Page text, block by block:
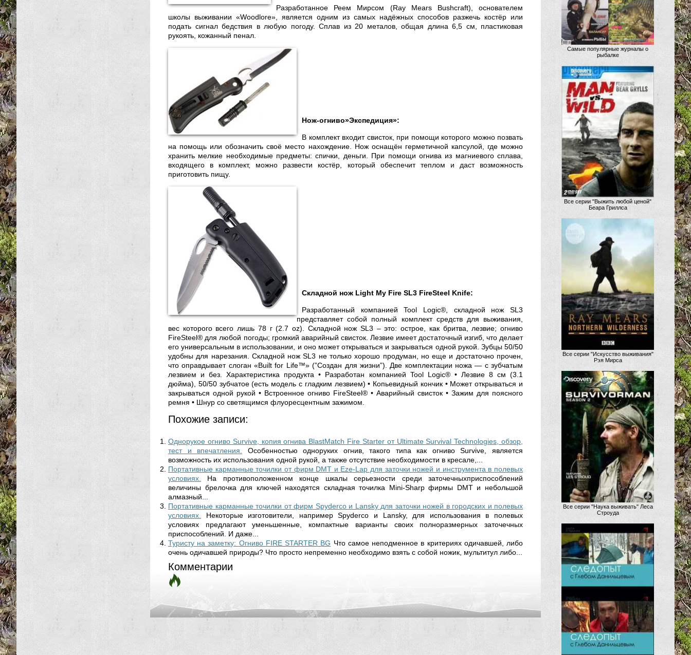
Разработанное Реем Мирсом (Ray Mears Bushcraft), основателем
школы выживании «Woodlore», является одним из самых надёжных способов разжечь костёр или
подать сигнал бедствия в любую погоду. Сплав из 20 металов, общая длина 6,5 см, пластиковая
рукоять, кожанный пенал.
Нож-огниво»Экспедиция»:
В комплект входит свисток, при помощи которого можно позвать
на помощь или обозначить своё место нахождение. Нож оснащён герметичной капсулой, где можно
хранить мелкие необходимые предметы: спички, деньги. При помощи огнива из магниевого сплава,
входящего в комплект, можно развести костёр, который обеспечит теплом и даст возможность
приготовить пищу.
Складной нож Light My Fire SL3 FireSteel Knife:
Разработанный компанией Tool Logic®, складной нож SL3
представляет собой полный комплект средств для выживания,
вес которого всего лишь 78 г (2.7 oz). Складной нож SL3 – это: острое, как бритва, лезвие; огниво
FireSteel® для любой погоды; громкий аварийный свисток. Лезвие имеет достаточный изгиб, что делает
его универсальным в использовании, и оно может открываться и закрываться одной рукой. Зубцы 50/50
удобны для нарезания. Складной нож SL3 не только хорошо продуман, но еще и достаточно прочен,
что оправдывает слоган «Built for Life™» (”Создан для жизни”). Две комплектации ножа — с зубчатым
лезвием и без. Характеристика продукта • Разработан компанией Tool Logic® • Лезвие 8 см (3.1
дюйма), 50/50 зубчатое (есть модель с гладким лезвием) • Копьевидный кончик • Может открываться и
закрываться одной рукой • Встроенное огниво FireSteel® • Аварийный свисток • Зажим для поясного
ремня • Шнур со светящимся флуоресцентным зажимом.
Похожие записи:
Однорукое огниво Survive, копия огнива BlastMatch Fire Starter от Ultimate Survival Technologies, обзор,
тест и впечатления.
Особенностью одноруких огнив, такого типа как огниво Survive, является
возможность их использования одной рукой, а также отсутствие необходимости в кресале,...
Портативные карманные точилки от фирм DMT и Eze-Lap для заточки ножей и инструмента в полевых
условиях.
На противоположенном конце шкалы серьезности среди заточечныхприспособлений
величины брелочка для ключей находятся складная точилка Mini-Sharp фирмы DMT и небольшой
алмазный...
Портативные карманные точилки от фирм Spyderco и Lansky для заточки ножей в городских и полевых
условиях.
Некоторые изготовители, например Spyderco и Lansky, для использования в полевых
условиях предлагают уменьшенные, компактные варианты своих полноразмерных заточечных
приспособлений. И даже...
Туристу на заметку: Огниво FIRE STARTER BG Что самое неподменное в критериях одичавшей, либо
очень одичавшей природы? Что просто непременно необходимо взять с собой ножик, мультитул либо...
Комментарии
Самые популярные журналы о
рыбалке
Все серии "Выжить любой ценой"
Беара Гриллса
Все серии "Искусство выживания"
Рэя Мирса
Все серии "Наука выживать" Леса
Строуда